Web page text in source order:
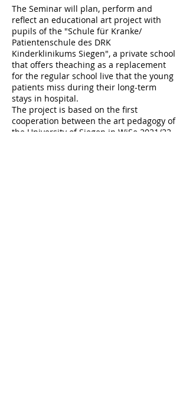
The Seminar will plan, perform and
reflect an educational art project with
pupils of the "Schule für Kranke/
Patientenschule des DRK
Kinderklinikums Siegen", a private school
that offers theaching as a replacement
for the regular school live that the young
patients miss during their long-term
stays in hospital.
The project is based on the first
cooperation between the art pedagogy of
the University of Siegen in WiSe 2021/22